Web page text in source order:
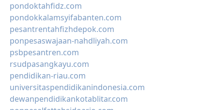
pondoktahfidz.com
pondokkalamsyifabanten.com
pesantrentahfizhdepok.com
ponpesaswajaan-nahdliyah.com
psbpesantren.com
rsudpasangkayu.com
pendidikan-riau.com
universitaspendidikanindonesia.com
dewanpendidikankotablitar.com